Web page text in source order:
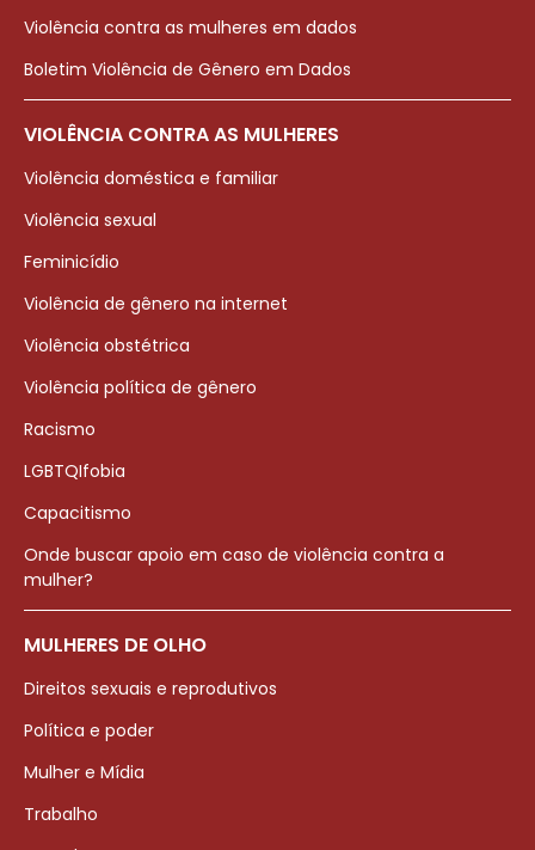
Violência contra as mulheres em dados
Boletim Violência de Gênero em Dados
VIOLÊNCIA CONTRA AS MULHERES
Violência doméstica e familiar
Violência sexual
Feminicídio
Violência de gênero na internet
Violência obstétrica
Violência política de gênero
Racismo
LGBTQIfobia
Capacitismo
Onde buscar apoio em caso de violência contra a
mulher?
MULHERES DE OLHO
Direitos sexuais e reprodutivos
Política e poder
Mulher e Mídia
Trabalho